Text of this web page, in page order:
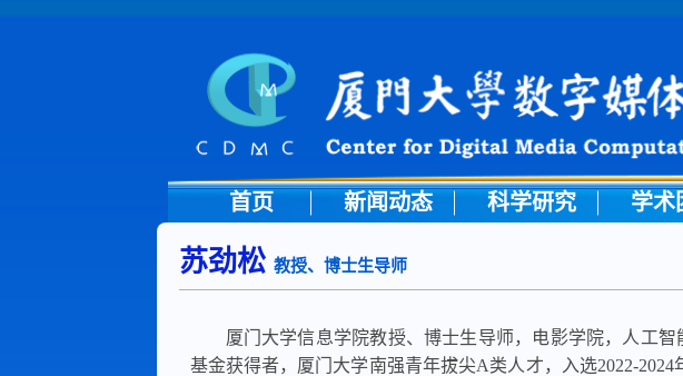
首页 新闻动态 科学研究 学术
苏劲松 教授、博士生导师
厦门大学信息学院教授、博士生导师，电影学院，人工
基金获得者，厦门大学南强青年拔尖A类人才，入选2022-